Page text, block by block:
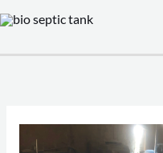
Skip
content